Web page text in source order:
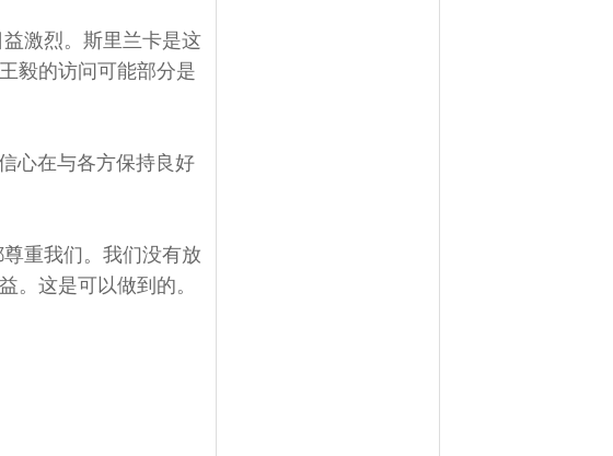
激烈。斯里兰卡是这
毅的访问可能部分是
心在与各方保持良好
重我们。我们没有放
。这是可以做到的。